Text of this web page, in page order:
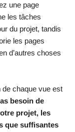
une page
les tâches
du projet, tandis
les pages
d’autres choses
de chaque vue est
besoin de
projet, les
que suffisantes